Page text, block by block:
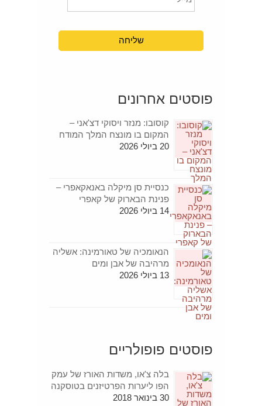
פוסטים אחרונים
קוסובו: מנזר ויסוקי דצ'אני –
המקום בו מונצח המלך המודח
20 ביולי 2026
כנסיית סן מיקלה באנאקאפרי –
פנינת הבארוק של קאפרי
14 ביולי 2026
הנאומכיה של טאורמינה: אשליה
מרהיבה של אבן ומים
13 ביולי 2026
פוסטים פופולריים
בלה צ'או, משדות האורז של עמק
הפו ליערות הפרטיזנים בטוסקנה
30 בינואר 2018